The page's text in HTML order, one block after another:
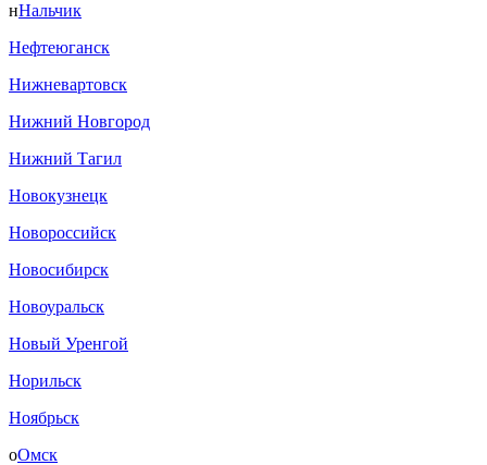
нНальчик
Нефтеюганск
Нижневартовск
Нижний Новгород
Нижний Тагил
Новокузнецк
Новороссийск
Новосибирск
Новоуральск
Новый Уренгой
Норильск
Ноябрьск
оОмск